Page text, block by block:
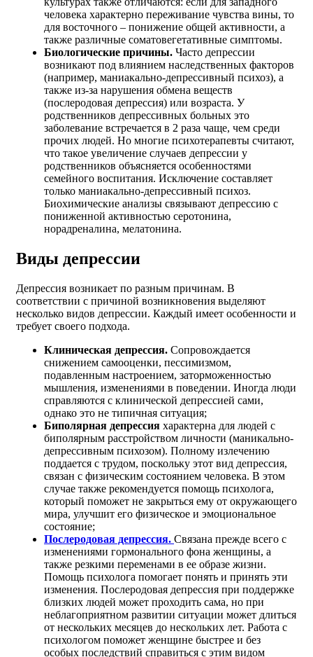
человека характерно переживание чувства вины, то
для восточного – понижение общей активности, а
также различные соматовегетативные симптомы.
Биологические причины. Часто депрессии
возникают под влиянием наследственных факторов
(например, маниакально-депрессивный психоз), а
также из-за нарушения обмена веществ
(послеродовая депрессия) или возраста. У
родственников депрессивных больных это
заболевание встречается в 2 раза чаще, чем среди
прочих людей. Но многие психотерапевты считают,
что такое увеличение случаев депрессии у
родственников объясняется особенностями
семейного воспитания. Исключение составляет
только маниакально-депрессивный психоз.
Биохимические анализы связывают депрессию с
пониженной активностью серотонина,
норадреналина, мелатонина.
Виды депрессии
Депрессия возникает по разным причинам. В
соответствии с причиной возникновения выделяют
несколько видов депрессии. Каждый имеет особенности и
требует своего подхода.
Клиническая депрессия. Сопровождается
снижением самооценки, пессимизмом,
подавленным настроением, заторможенностью
мышления, изменениями в поведении. Иногда люди
справляются с клинической депрессией сами,
однако это не типичная ситуация;
Биполярная депрессия характерна для людей с
биполярным расстройством личности (маникально-
депрессивным психозом). Полному излечению
поддается с трудом, поскольку этот вид депрессия,
связан с физическим состоянием человека. В этом
случае также рекомендуется помощь психолога,
который поможет не закрыться ему от окружающего
мира, улучшит его физическое и эмоциональное
состояние;
Послеродовая депрессия. Связана прежде всего с
изменениями гормонального фона женщины, а
также резкими переменами в ее образе жизни.
Помощь психолога помогает понять и принять эти
изменения. Послеродовая депрессия при поддержке
близких людей может проходить сама, но при
неблагоприятном развитии ситуации может длиться
от нескольких месяцев до нескольких лет. Работа с
психологом поможет женщине быстрее и без
особых последствий справиться с этим видом